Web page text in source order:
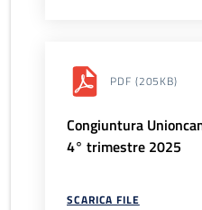
PDF (205KB)
Congiuntura
4° trimestre 2025
SCARICA FILE